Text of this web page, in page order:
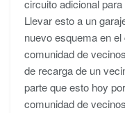
circuito adicional
Llevar esto a un
nuevo esquema en
comunidad de
de recarga de un
parte que esto hoy
comunidad de